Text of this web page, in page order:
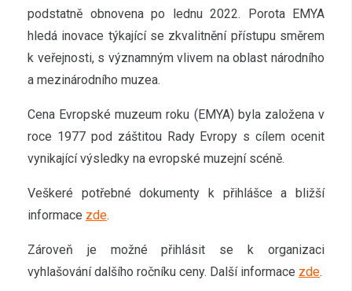
podstatně obnovena po lednu 2022. Porota EMYA
hledá inovace týkající se zkvalitnění přístupu směrem
k veřejnosti, s významným vlivem na oblast národního
a mezinárodního muzea.
Cena Evropské muzeum roku (EMYA) byla založena v
roce 1977 pod záštitou Rady Evropy s cílem ocenit
vynikající výsledky na evropské muzejní scéně.
Veškeré potřebné dokumenty k přihlášce a bližší
informace zde.
Zároveň je možné přihlásit se k organizaci
vyhlašování dalšího ročníku ceny. Další informace zde.